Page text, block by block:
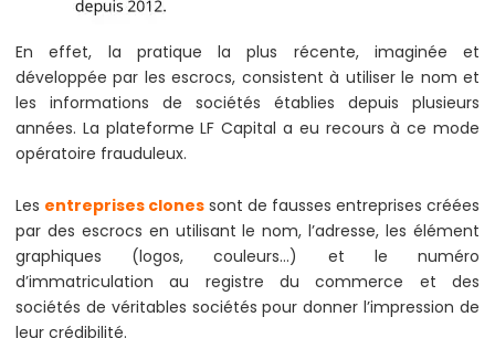
En effet, la pratique la plus récente, imaginée et
développée par les escrocs, consistent à utiliser le nom et
les informations de sociétés établies depuis plusieurs
années. La plateforme LF Capital a eu recours à ce mode
opératoire frauduleux.
Les entreprises clones sont de fausses entreprises créées
par des escrocs en utilisant le nom, l’adresse, les élément
graphiques (logos, couleurs…) et le numéro
d’immatriculation au registre du commerce et des
sociétés de véritables sociétés pour donner l’impression de
leur crédibilité.